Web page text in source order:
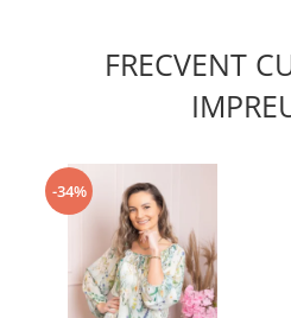
FRECVENT
-34%